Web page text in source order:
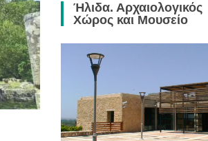
Ήλιδα. Αρχαιολογικός
Χώρος και Μουσείο